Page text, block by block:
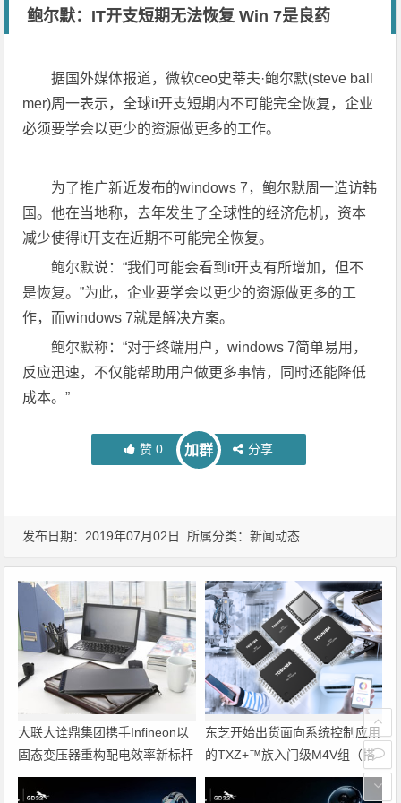
鲍尔默：IT开支短期无法恢复 Win 7是良药
据国外媒体报道，微软ceo史蒂夫·鲍尔默(steve ball
mer)周一表示，全球it开支短期内不可能完全恢复，企业
必须要学会以更少的资源做更多的工作。
为了推广新近发布的windows 7，鲍尔默周一造访韩
国。他在当地称，去年发生了全球性的经济危机，资本
减少使得it开支在近期不可能完全恢复。
鲍尔默说：“我们可能会看到it开支有所增加，但不
是恢复。”为此，企业要学会以更少的资源做更多的工
作，而windows 7就是解决方案。
鲍尔默称：“对于终端用户，windows 7简单易用，
反应迅速，不仅能帮助用户做更多事情，同时还能降低
成本。”
赞 0 加群 分享
发布日期：2019年07月02日 所属分类：新闻动态
大联大诠鼎集团携手Infineon以
固态变压器重构配电效率新标杆
东芝开始出货面向系统控制应用
的TXZ+™族入门级M4V组（搭
载Arm Cortex‑M4内核的标准微
控制器）工程样品